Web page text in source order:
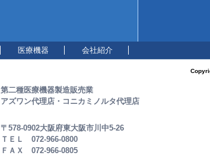
医療機器 会社紹介
第二種医療機器製造販売業
アズワン代理店・コニカミノルタ代理店
〒578-0902大阪府東大阪市川中5-26
ＴＥＬ 072-966-0800
ＦＡＸ 072-966-0805